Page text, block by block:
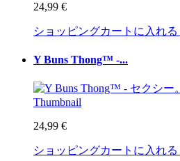
24,99 €
ショッピングカートに入れる
Y Buns Thong™ -...
24,99 €
ショッピングカートに入れる